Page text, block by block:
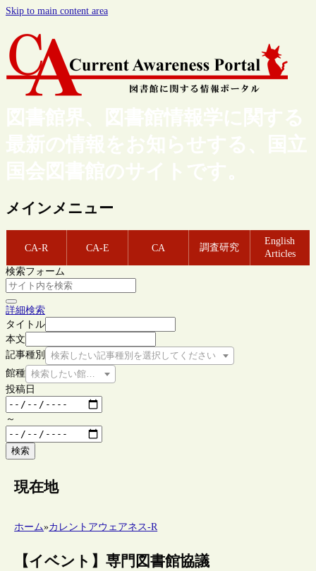
Skip to main content area
図書館界、図書館情報学に関する
最新の情報をお知らせする、国立
国会図書館のサイトです。
メインメニュー
CA-R CA-E CA 調査研究
English
Articles
検索フォーム
詳細検索
タイトル
本文
記事種別
検索したい記事種別を選択してください
館種 検索したい館種を選択してください
投稿日
～
検索
現在地
ホーム»カレントアウェアネス-R
【イベント】専門図書館協議